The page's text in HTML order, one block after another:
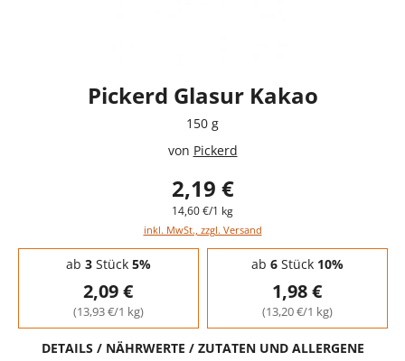
Pickerd Glasur Kakao
150 g
von Pickerd
2,19 €
14,60 €/1 kg
inkl. MwSt., zzgl. Versand
Staffelpreise - Mengenrabatt
ab 3Stück 5%
2,09 €
(13,93 €/1 kg)
ab 6Stück 10%
1,98 €
(13,20 €/1 kg)
DETAILS / NÄHRWERTE / ZUTATEN UND ALLERGENE